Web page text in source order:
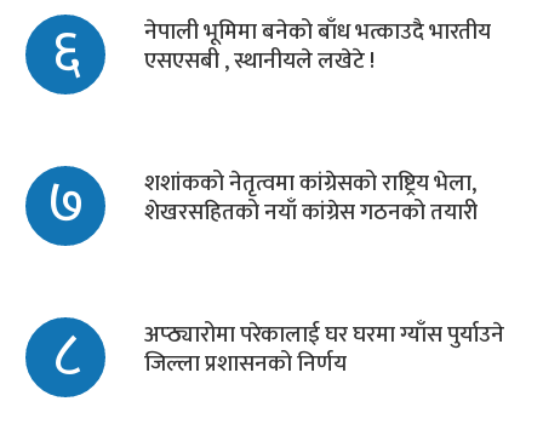
६ नेपाली भूमिमा बनेको बाँध भत्काउदै भारतीय
एसएसबी , स्थानीयले लखेटे !
७ शशांकको नेतृत्वमा कांग्रेसको राष्ट्रिय भेला,
शेखरसहितको नयाँ कांग्रेस गठनको तयारी
८ अप्ठ्यारोमा परेकालाई घर घरमा ग्याँस पुर्याउने
जिल्ला प्रशासनको निर्णय